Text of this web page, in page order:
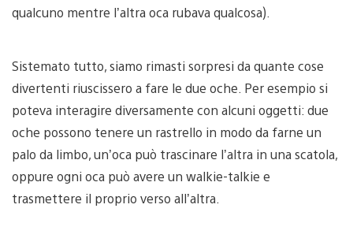
qualcuno mentre l’altra oca rubava qualcosa).
Sistemato tutto, siamo rimasti sorpresi da quante cose
divertenti riuscissero a fare le due oche. Per esempio si
poteva interagire diversamente con alcuni oggetti: due
oche possono tenere un rastrello in modo da farne un
palo da limbo, un’oca può trascinare l’altra in una scatola,
oppure ogni oca può avere un walkie-talkie e
trasmettere il proprio verso all’altra.